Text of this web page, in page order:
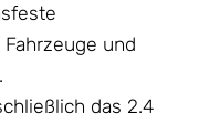
und
das 2.4